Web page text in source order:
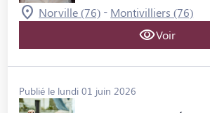
Norville (76) - Montivilliers (76)
Voir
Publié le lundi 01 juin 2026